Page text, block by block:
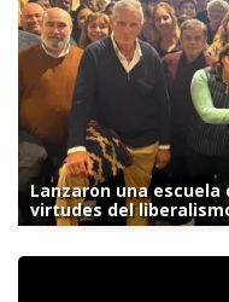
Lanzaron una
virtudes del